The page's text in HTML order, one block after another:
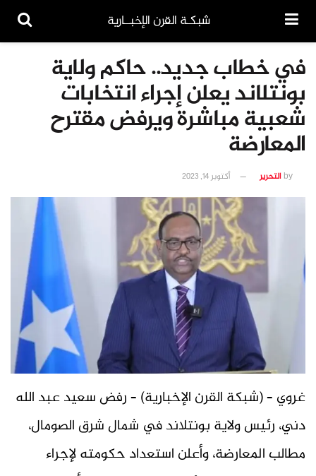
شبكـة القرن الإخبــارية
في خطاب جديد.. حاكم ولاية
بونتلاند يعلن إجراء انتخابات
شعبية مباشرة ويرفض مقترح
المعارضة
byالتحرير أكتوبر 14, 2023
غروي – (شبكة القرن الإخبارية) – رفض سعيد عبد الله
دني، رئيس ولاية بونتلاند في شمال شرق الصومال،
مطالب المعارضة، وأعلن استعداد حكومته لإجراء